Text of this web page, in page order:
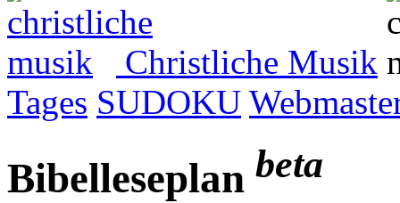
Christliche Musik
Tages SUDOKU
Bibelleseplan beta